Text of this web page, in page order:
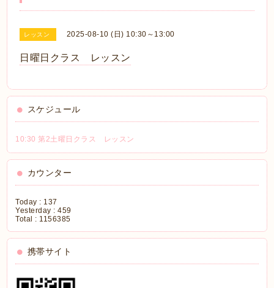
レッスン 2025-08-10 (日) 10:30～13:00
日曜日クラス レッスン
スケジュール
10:30 第2土曜日クラス レッスン
カウンター
Today : 137
Yesterday :459
Total : 1156385
携帯サイト